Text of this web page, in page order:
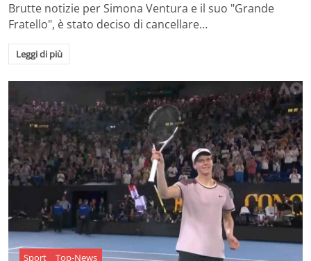
Brutte notizie per Simona Ventura e il suo "Grande
Fratello", è stato deciso di cancellare…
Leggi di più
Sport Top-News